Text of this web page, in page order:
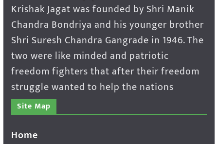
Krishak Jagat was founded by Shri Manik
Chandra Bondriya and his younger brother
Shri Suresh Chandra Gangrade in 1946. The
two were like minded and patriotic
freedom fighters that after their freedom
struggle wanted to help the nations
Site Map
Home